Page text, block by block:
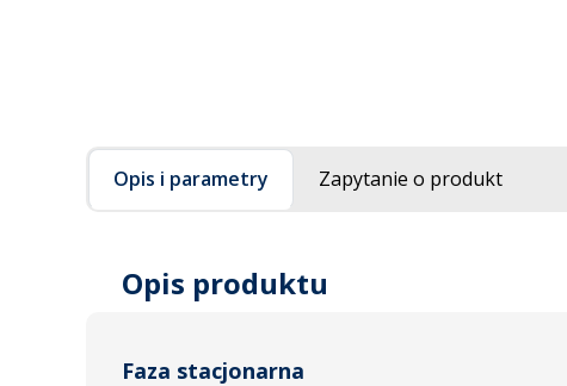
Opis i parametry Zapytanie o produkt
Opis produktu
Faza stacjonarna